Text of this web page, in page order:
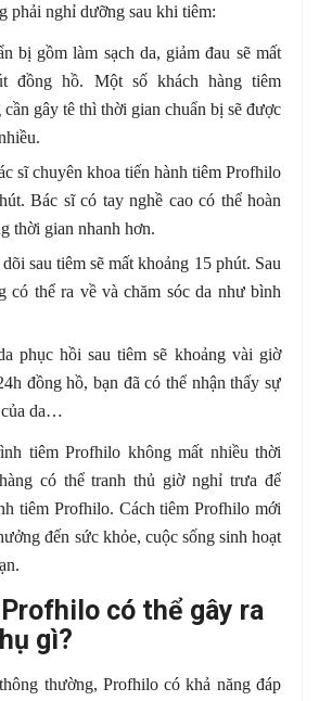
phải nghỉ dưỡng sau khi tiêm:
bị gồm làm sạch da, giảm đau sẽ mất
đồng hồ. Một số khách hàng tiêm
gây tê thì thời gian chuẩn bị sẽ được
sĩ chuyên khoa tiến hành tiêm Profhilo
Bác sĩ có tay nghề cao có thể hoàn
thời gian nhanh hơn.
sau tiêm sẽ mất khoảng 15 phút. Sau
có thể ra về và chăm sóc da như bình
phục hồi sau tiêm sẽ khoảng vài giờ
đồng hồ, bạn đã có thể nhận thấy sự
của da…
tiêm Profhilo không mất nhiều thời
có thể tranh thủ giờ nghỉ trưa để
tiêm Profhilo. Cách tiêm Profhilo mới
đến sức khỏe, cuộc sống sinh hoạt
có thể gây ra
gì?
thường, Profhilo có khả năng đáp